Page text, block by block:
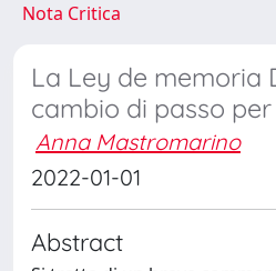
Nota Critica
La Ley de memoria
cambio di passo
Anna Mastromarino
2022-01-01
Abstract